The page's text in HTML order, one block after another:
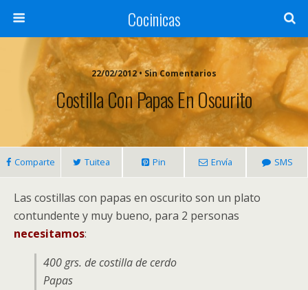
Cocinicas
22/02/2012 • Sin Comentarios
Costilla Con Papas En Oscurito
Comparte Tuitea Pin Envía SMS
Las costillas con papas en oscurito son un plato
contundente y muy bueno, para 2 personas
necesitamos:
400 grs. de costilla de cerdo
Papas